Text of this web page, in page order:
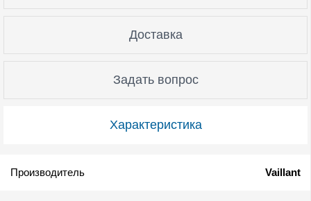
Характеристика
Доставка
Задать вопрос
Производитель Vaillant